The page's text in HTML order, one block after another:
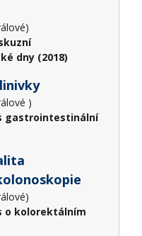
dny (2018)
Králové )
gastrointestinální
o kolorektálním